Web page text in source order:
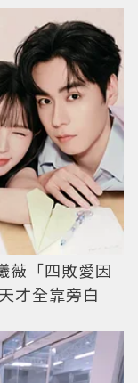
薇「四敗愛因
才全靠旁白